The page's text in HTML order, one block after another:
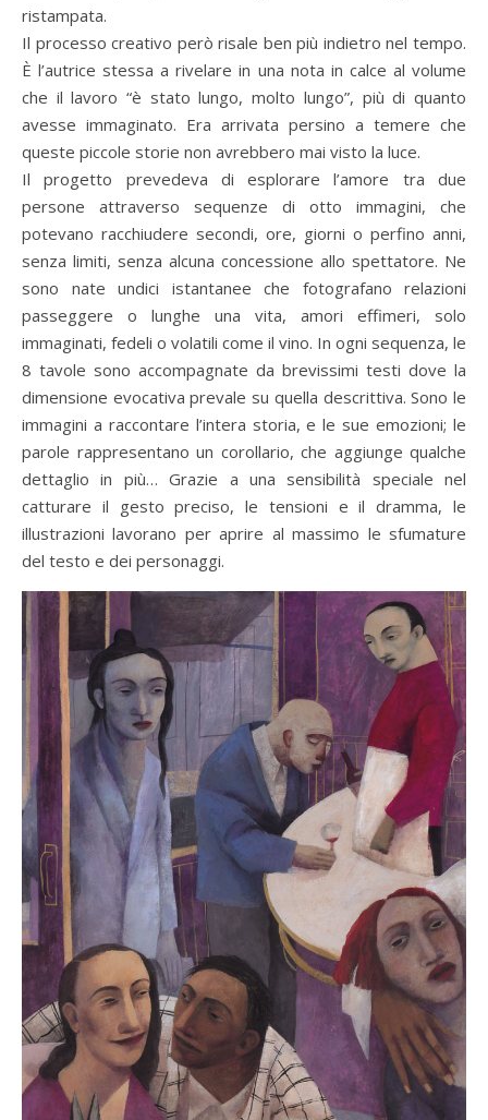
ristampata.
Il processo creativo però risale ben più indietro nel tempo.
È l’autrice stessa a rivelare in una nota in calce al volume
che il lavoro “è stato lungo, molto lungo”, più di quanto
avesse immaginato. Era arrivata persino a temere che
queste piccole storie non avrebbero mai visto la luce.
Il progetto prevedeva di esplorare l’amore tra due
persone attraverso sequenze di otto immagini, che
potevano racchiudere secondi, ore, giorni o perfino anni,
senza limiti, senza alcuna concessione allo spettatore. Ne
sono nate undici istantanee che fotografano relazioni
passeggere o lunghe una vita, amori effimeri, solo
immaginati, fedeli o volatili come il vino. In ogni sequenza, le
8 tavole sono accompagnate da brevissimi testi dove la
dimensione evocativa prevale su quella descrittiva. Sono le
immagini a raccontare l’intera storia, e le sue emozioni; le
parole rappresentano un corollario, che aggiunge qualche
dettaglio in più… Grazie a una sensibilità speciale nel
catturare il gesto preciso, le tensioni e il dramma, le
illustrazioni lavorano per aprire al massimo le sfumature
del testo e dei personaggi.